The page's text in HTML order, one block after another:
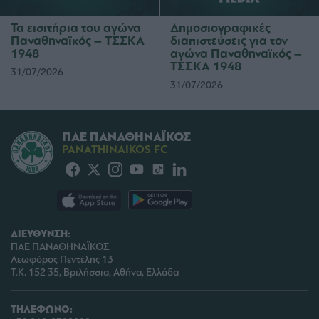
Τα εισιτήρια του αγώνα
Παναθηναϊκός – ΤΣΣΚΑ
1948
31/07/2026
Δημοσιογραφικές
διαπιστεύσεις για τον
αγώνα Παναθηναϊκός –
ΤΣΣΚΑ 1948
31/07/2026
ΔΙΕΥΘΥΝΣΗ:
ΠΑΕ ΠΑΝΑΘΗΝΑΪΚΟΣ,
Λεωφόρος Πεντέλης 13
Τ.Κ. 152 35, Βριλήσσια, Αθήνα, Ελλάδα
ΤΗΛΕΦΩΝΟ:
ΠΑΕ ΠΑΝΑΘΗΝΑΪΚΟΣ
PANATHINAIKOS FC